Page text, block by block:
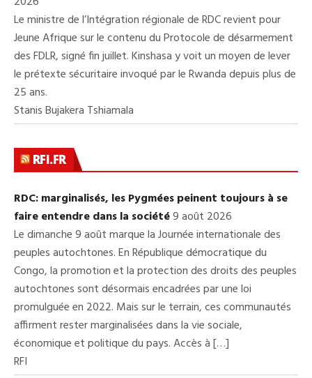
Le ministre de l’Intégration régionale de RDC revient pour
Jeune Afrique sur le contenu du Protocole de désarmement
des FDLR, signé fin juillet. Kinshasa y voit un moyen de lever
le prétexte sécuritaire invoqué par le Rwanda depuis plus de
25 ans.
Stanis Bujakera Tshiamala
RFI.FR
RDC: marginalisés, les Pygmées peinent toujours à se
faire entendre dans la société9 août 2026
Le dimanche 9 août marque la Journée internationale des
peuples autochtones. En République démocratique du
Congo, la promotion et la protection des droits des peuples
autochtones sont désormais encadrées par une loi
promulguée en 2022. Mais sur le terrain, ces communautés
affirment rester marginalisées dans la vie sociale,
économique et politique du pays. Accès à […]
RFI